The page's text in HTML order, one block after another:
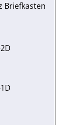
Briefkasten